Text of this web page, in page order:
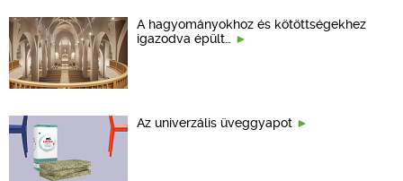
A hagyományokhoz és kötöttségekhez
igazodva épült…
Az univerzális üveggyapot